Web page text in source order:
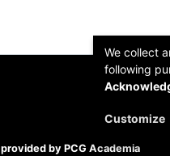
provided by PCG Academia
We collect
following
Customize